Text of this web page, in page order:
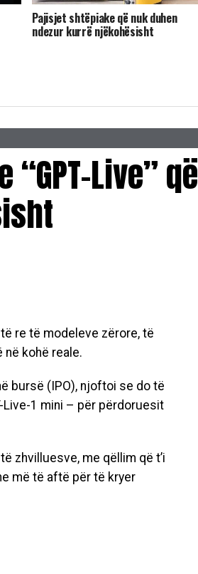
Pajisjet shtëpiake që nuk duhen
ndezur kurrë njëkohësisht
Live” që
re të modeleve zërore, të
kohë reale.
bursë (IPO), njoftoi se do të
Live-1 mini – për përdoruesit
zhvilluesve, me qëllim që t’i
më të aftë për të kryer